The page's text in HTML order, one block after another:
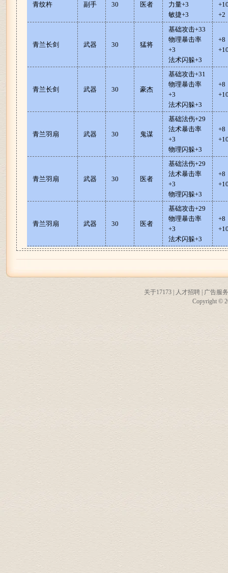
青纹杵 副手 30 医者
力量+3
敏捷+3
+2
青兰长剑 武器 30 猛将
基础攻击+33
物理暴击率
+3
法术闪躲+3
+8
青兰长剑 武器 30 豪杰
基础攻击+31
物理暴击率
+3
法术闪躲+3
+8
青兰羽扇 武器 30 鬼谋
基础法伤+29
法术暴击率
+3
物理闪躲+3
+8
青兰羽扇 武器 30 医者
基础法伤+29
法术暴击率
+3
物理闪躲+3
+8
青兰羽扇 武器 30 医者
基础攻击+29
物理暴击率
+3
法术闪躲+3
+8
关于17173 人才招聘
广告服务
Copyright ©